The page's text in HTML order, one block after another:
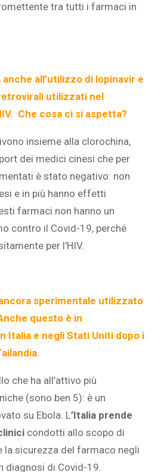
tra tutti i farmaci in
anche all’utilizzo di lopinavir e
utilizzati nel
Che cosa ci si aspetta?
insieme alla clorochina,
dei medici cinesi che per
è stato negativo: non
e in più hanno effetti
farmaci non hanno un
contro il Covid-19, perché
per l’HIV.
sperimentale utilizzato
questo è in
Italia e negli Stati Uniti dopo i
che ha all’attivo più
(sono ben 5): è un
su Ebola. L’Italia prende
condotti allo scopo di
la sicurezza del farmaco negli
diagnosi di Covid-19.